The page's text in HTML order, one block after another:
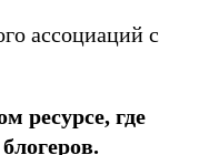
ассоциаций с
ресурсе, где